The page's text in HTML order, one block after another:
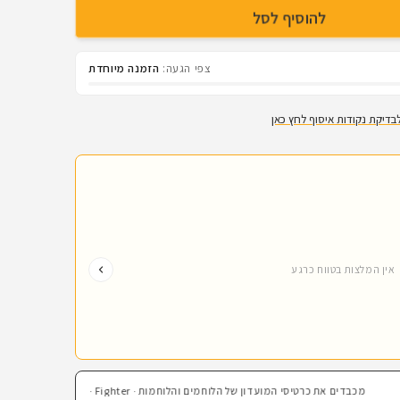
להוסיף לסל
צפי הגעה: הזמנה מיוחדת
נקודות איסוף לחץ כאן
אין המלצות בטווח כרגע
מכבדים את כרטיסי המועדון של הלוחמים והלוחמות · Fighter · קרנות השוטרים · בהצדעה · חבר